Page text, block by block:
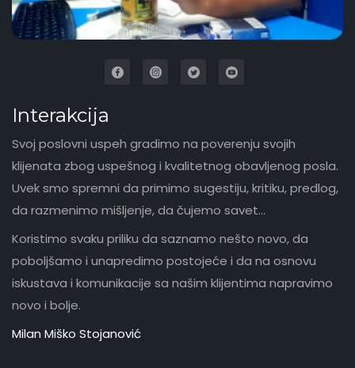
Interakcija
Svoj poslovni uspeh gradimo na poverenju svojih
klijenata zbog uspešnog i kvalitetnog obavljenog posla.
Uvek smo spremni da primimo sugestiju, kritiku, predlog,
da razmenimo mišljenje, da čujemo savet...
Koristimo svaku priliku da saznamo nešto novo, da
poboljšamo i unapredimo postojeće i da na osnovu
iskustava i komunikacije sa našim klijentima napravimo
novo i bolje.
Milan Miško Stojanović